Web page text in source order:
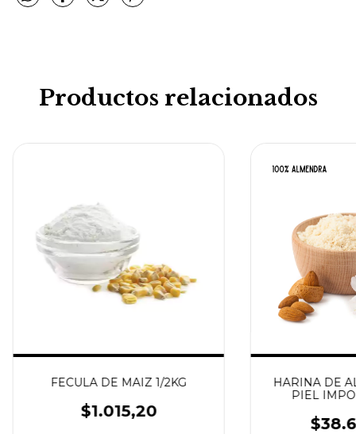
Productos relacionados
FECULA DE MAIZ 1/2KG
$1.015,20
HARINA DE
PIEL